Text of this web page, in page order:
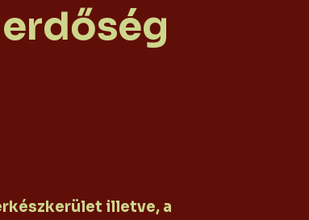
illetve, a